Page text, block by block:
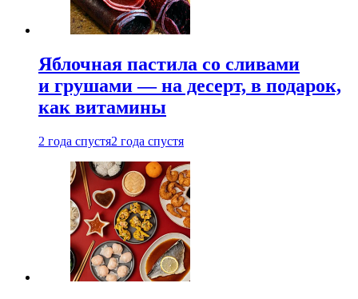
Яблочная пастила со сливами
и грушами — на десерт, в подарок,
как витамины
2 года спустя2 года спустя